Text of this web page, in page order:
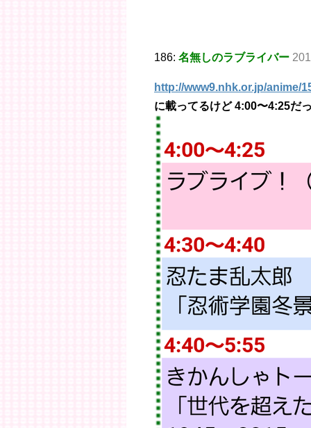
186: 名無しのラブライバー
http://www9.nhk.or.jp/anime/
に載ってるけど 4:00〜4:25だ